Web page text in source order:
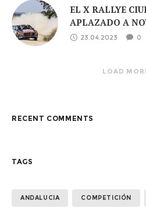
EL X RALLYE
APLAZADO A
23.04.2023 0
LOAD
RECENT COMMENTS
TAGS
ANDALUCIA COMPETICIÓN